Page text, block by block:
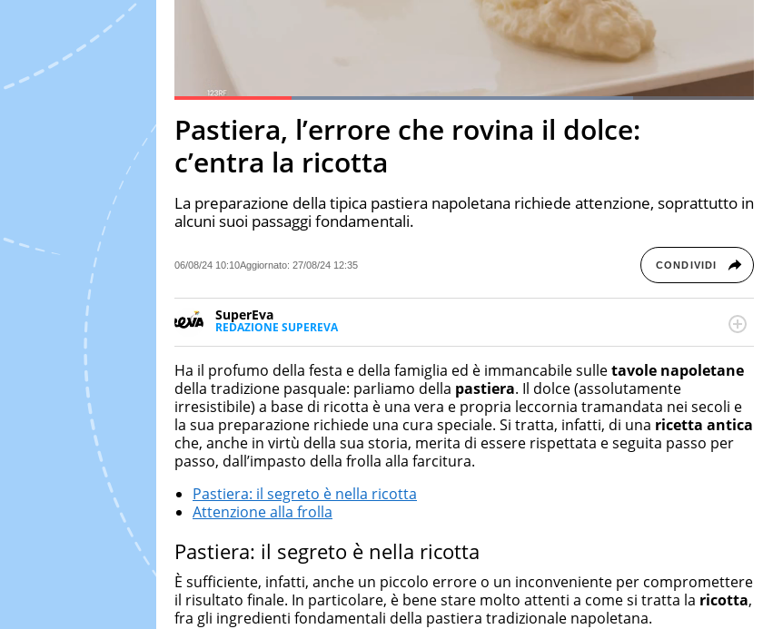
PauseUnmuteCurrent Time
Loaded:79.21%
Fullscreen
Pastiera, l’errore che rovina il dolce:
c’entra la ricotta
La preparazione della tipica pastiera napoletana richiede attenzione, soprattutto in
alcuni suoi passaggi fondamentali.
06/08/24 10:10Aggiornato: 27/08/24 12:35 CONDIVIDI
SuperEva
REDAZIONE SUPEREVA
SuperEva è il magazine di Italiaonline dedicato a trend, curiosità, entertainment e “feel-
good news”. Pensato per tutti ma soprattutto per la GenZ, molto “social” e sempre in
cerca di notizie originali. Dalle tendenze del momento ai fatti più strani alle scoperte
più divertenti: mille storie da scoprire ogni giorno”
Ha il profumo della festa e della famiglia ed è immancabile sulletavole napoletane
della tradizione pasquale: parliamo della pastiera. Il dolce (assolutamente
irresistibile) a base di ricotta è una vera e propria leccornia tramandata nei secoli e
la sua preparazione richiede una cura speciale. Si tratta, infatti, di una ricetta antica
che, anche in virtù della sua storia, merita di essere rispettata e seguita passo per
passo, dall’impasto della frolla alla farcitura.
Pastiera: il segreto è nella ricotta
Attenzione alla frolla
Pastiera: il segreto è nella ricotta
È sufficiente, infatti, anche un piccolo errore o un inconveniente per compromettere
il risultato finale. In particolare, è bene stare molto attenti a come si tratta la ricotta,
fra gli ingredienti fondamentali della pastiera tradizionale napoletana.